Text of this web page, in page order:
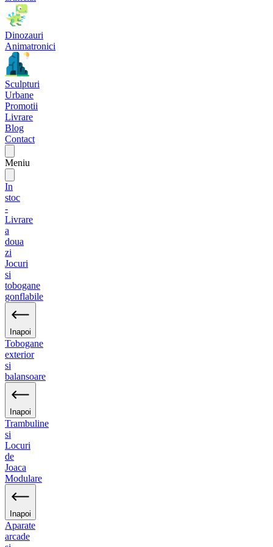
Dinozauri
Animatronici
Sculpturi
Urbane
Promotii
Livrare
Blog
Contact
Meniu
In
stoc
-
Livrare
a
doua
zi
Jocuri
si
tobogane
gonflabile
Inapoi
Tobogane
exterior
si
balansoare
Inapoi
Trambuline
si
Locuri
de
Joaca
Modulare
Inapoi
Aparate
arcade